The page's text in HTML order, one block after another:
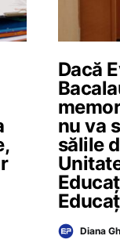
Dacă
nu va
sălile
Diana